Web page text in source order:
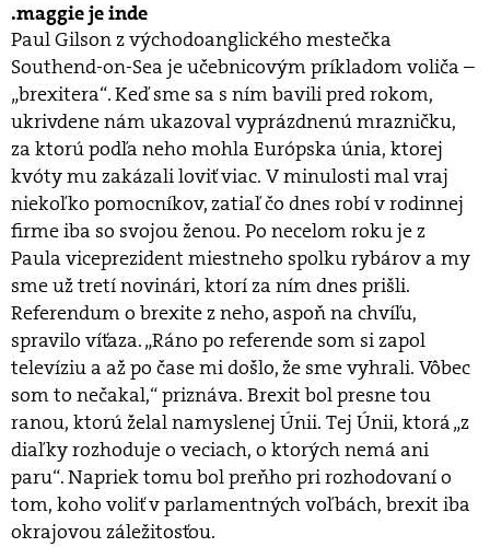
maggie je inde
Paul Gilson z východoanglického mestečka
Southend-on-Sea je učebnicovým príkladom voliča –
„brexitera“. Keď sme sa s ním bavili pred rokom,
ukrivdene nám ukazoval vyprázdnenú mrazničku,
za ktorú podľa neho mohla Európska únia, ktorej
kvóty mu zakázali loviť viac. V minulosti mal vraj
niekoľko pomocníkov, zatiaľ čo dnes robí v rodinnej
firme iba so svojou ženou. Po necelom roku je z
Paula viceprezident miestneho spolku rybárov a my
sme už tretí novinári, ktorí za ním dnes prišli.
Referendum o brexite z neho, aspoň na chvíľu,
spravilo víťaza. „Ráno po referende som si zapol
televíziu a až po čase mi došlo, že sme vyhrali. Vôbec
som to nečakal,“ priznáva. Brexit bol presne tou
ranou, ktorú želal namyslenej Únii. Tej Únii, ktorá „z
diaľky rozhoduje o veciach, o ktorých nemá ani
paru“. Napriek tomu bol preňho pri rozhodovaní o
tom, koho voliť v parlamentných voľbách, brexit iba
okrajovou záležitosťou.